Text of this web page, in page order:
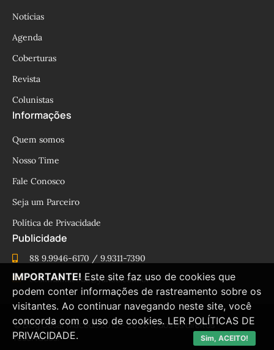
Notícias
Agenda
Coberturas
Revista
Colunistas
Informações
Quem somos
Nosso Time
Fale Conosco
Seja um Parceiro
Política de Privacidade
Publicidade
88 9.9946-6170 / 9.9311-7390
cesinhamacedo@yahoo.com.br
© Blog César Macêdo 2015 – 2025 Todos os direitos
reservados.
IMPORTANTE! Este site faz uso de cookies que
podem conter informações de rastreamento sobre os
visitantes. Ao continuar navegando neste site, você
concorda com o uso de cookies. LER POLÍTICAS DE
PRIVACIDADE.
Sim, ACEITO!